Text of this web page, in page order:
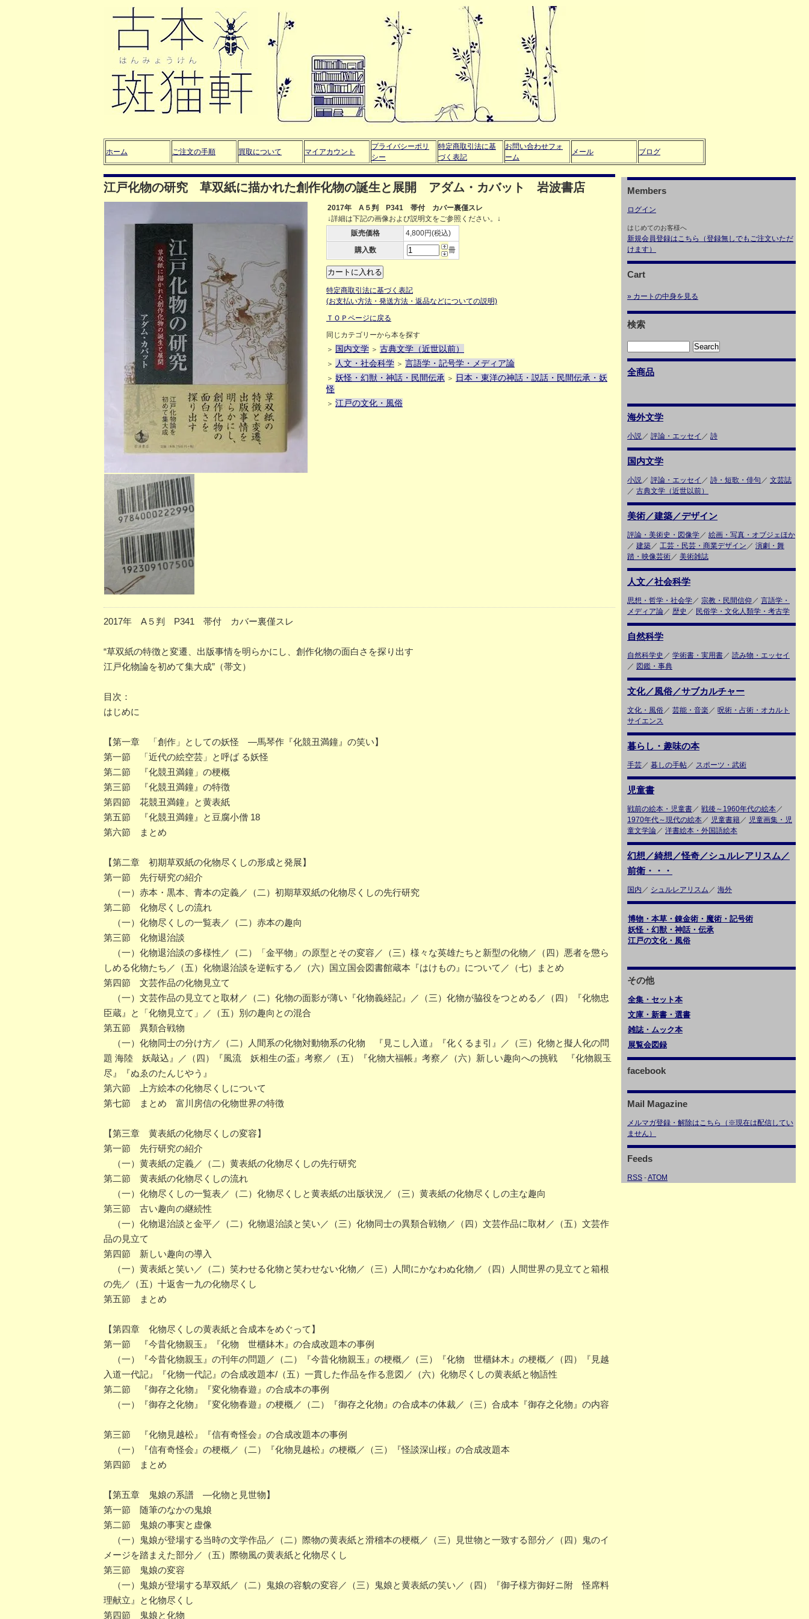
ホーム ご注文の手順 買取について マイアカウント
プライバシーポリ
シー
特定商取引法に基
づく表記
お問い合わせフォ
ーム
メール ブログ
江戸化物の研究 草双紙に描かれた創作化物の誕生と展開 アダム・カバット 岩波書店
2017年 A５判 P341 帯付 カバー裏僅スレ
↓詳細は下記の画像および説明文をご参照ください。↓
販売価格
4,800円(税込)
購入数
冊
特定商取引法に基づく表記
(お支払い方法・発送方法・返品などについての説明)
ＴＯＰページに戻る
同じカテゴリーから本を探す
＞ 国内文学 ＞ 古典文学（近世以前）
＞ 人文・社会科学 ＞ 言語学・記号学・メディア論
＞ 妖怪・幻獣・神話・民間伝承 ＞ 日本・東洋の神話・説話・民間伝承・妖
怪
＞ 江戸の文化・風俗
2017年 A５判 P341 帯付 カバー裏僅スレ
“草双紙の特徴と変遷、出版事情を明らかにし、創作化物の面白さを探り出す
江戸化物論を初めて集大成”（帯文）
目次：
はじめに
【第一章 「創作」としての妖怪 ―馬琴作『化競丑満鐘』の笑い】
第一節 「近代の絵空芸」と呼ば る妖怪
第二節 『化競丑満鐘」の梗概
第三節 『化競丑満鐘』の特徴
第四節 花競丑満鐘』と黄表紙
第五節 『化競丑満鐘』と豆腐小僧 18
第六節 まとめ
【第二章 初期草双紙の化物尽くしの形成と発展】
第一節 先行研究の紹介
（一）赤本・黒本、青本の定義／（二）初期草双紙の化物尽くしの先行研究
第二節 化物尽くしの流れ
（一）化物尽くしの一覧表／（二）赤本の趣向
第三節 化物退治談
（一）化物退治談の多様性／（二）「金平物」の原型とその変容／（三）様々な英雄たちと新型の化物／（四）悪者を懲ら
しめる化物たち／（五）化物退治談を逆転する／（六）国立国会図書館蔵本『はけもの』について／（七）まとめ
第四節 文芸作品の化物見立て
（一）文芸作品の見立てと取材／（二）化物の面影が薄い『化物義経記』／（三）化物が脇役をつとめる／（四）『化物忠
臣蔵』と「化物見立て」／（五）別の趣向との混合
第五節 異類合戦物
（一）化物同士の分け方／（二）人間系の化物対動物系の化物 『見こし入道』『化くるま引』／（三）化物と擬人化の問
題 海陸 妖敲込』／（四）『風流 妖相生の盃』考察／（五）『化物大福帳』考察／（六）新しい趣向への挑戦 『化物親玉
尽』『ぬゑのたんじやう』
第六節 上方絵本の化物尽くしについて
第七節 まとめ 富川房信の化物世界の特徴
【第三章 黄表紙の化物尽くしの変容】
第一節 先行研究の紹介
（一）黄表紙の定義／（二）黄表紙の化物尽くしの先行研究
第二節 黄表紙の化物尽くしの流れ
（一）化物尽くしの一覧表／（二）化物尽くしと黄表紙の出版状況／（三）黄表紙の化物尽くしの主な趣向
第三節 古い趣向の継続性
（一）化物退治談と金平／（二）化物退治談と笑い／（三）化物同士の異類合戦物／（四）文芸作品に取材／（五）文芸作
品の見立て
第四節 新しい趣向の導入
（一）黄表紙と笑い／（二）笑わせる化物と笑わせない化物／（三）人間にかなわぬ化物／（四）人間世界の見立てと箱根
の先／（五）十返舎一九の化物尽くし
第五節 まとめ
【第四章 化物尽くしの黄表紙と合成本をめぐって】
第一節 『今昔化物親玉』『化物 世櫃鉢木』の合成改題本の事例
（一）『今昔化物親玉』の刊年の問題／（二）『今昔化物親玉』の梗概／（三）『化物 世櫃鉢木』の梗概／（四）『見越
入道一代記』『化物一代記』の合成改題本/（五）一貫した作品を作る意図／（六）化物尽くしの黄表紙と物語性
第二節 『御存之化物』『変化物春遊』の合成本の事例
（一）『御存之化物』『変化物春遊』の梗概／（二）『御存之化物』の合成本の体裁／（三）合成本『御存之化物』の内容
第三節 『化物見越松』『信有奇怪会』の合成改題本の事例
（一）『信有奇怪会』の梗概／（二）『化物見越松』の梗概／（三）『怪談深山桜』の合成改題本
第四節 まとめ
【第五章 鬼娘の系譜 ―化物と見世物】
第一節 随筆のなかの鬼娘
第二節 鬼娘の事実と虚像
（一）鬼娘が登場する当時の文学作品／（二）際物の黄表紙と滑稽本の梗概／（三）見世物と一致する部分／（四）鬼のイ
メージを踏まえた部分／（五）際物風の黄表紙と化物尽くし
第三節 鬼娘の変容
（一）鬼娘が登場する草双紙／（二）鬼娘の容貌の変容／（三）鬼娘と黄表紙の笑い／（四）『御子様方御好ニ附 怪席料
理献立』と化物尽くし
第四節 鬼娘と化物
Members
ログイン
はじめてのお客様へ
新規会員登録はこちら（登録無しでもご注文いただ
けます）
Cart
» カートの中身を見る
検索
全商品
海外文学
小説／ 評論・エッセイ ／ 詩
国内文学
小説／ 評論・エッセイ ／ 詩・短歌・俳句 ／ 文芸誌
／ 古典文学（近世以前）
美術／建築／デザイン
評論・美術史・図像学／ 絵画・写真・オブジェほか
／ 建築／ 工芸・民芸・商業デザイン ／ 演劇・舞
踏・映像芸術／ 美術雑誌
人文／社会科学
思想・哲学・社会学／ 宗教・民間信仰 ／ 言語学・
メディア論／ 歴史 ／ 民俗学・文化人類学・考古学
自然科学
自然科学史 ／ 学術書・実用書／ 読み物・エッセイ
／ 図鑑・事典
文化／風俗／サブカルチャー
文化・風俗／ 芸能・音楽 ／ 呪術・占術・オカルト
サイエンス
暮らし・趣味の本
手芸／ 暮しの手帖／ スポーツ・武術
児童書
戦前の絵本・児童書／ 戦後～1960年代の絵本／
1970年代～現代の絵本／ 児童書籍／ 児童画集・児
童文学論／ 洋書絵本・外国語絵本
幻想／綺想／怪奇／シュルレアリスム／
前衛・・・
国内 ／ シュルレアリスム ／ 海外
博物・本草・錬金術・魔術・記号術
妖怪・幻獣・神話・伝承
江戸の文化・風俗
その他
全集・セット本
文庫・新書・選書
雑誌・ムック本
展覧会図録
facebook
Mail Magazine
メルマガ登録・解除はこちら（※現在は配信してい
ません）
Feeds
RSS -ATOM